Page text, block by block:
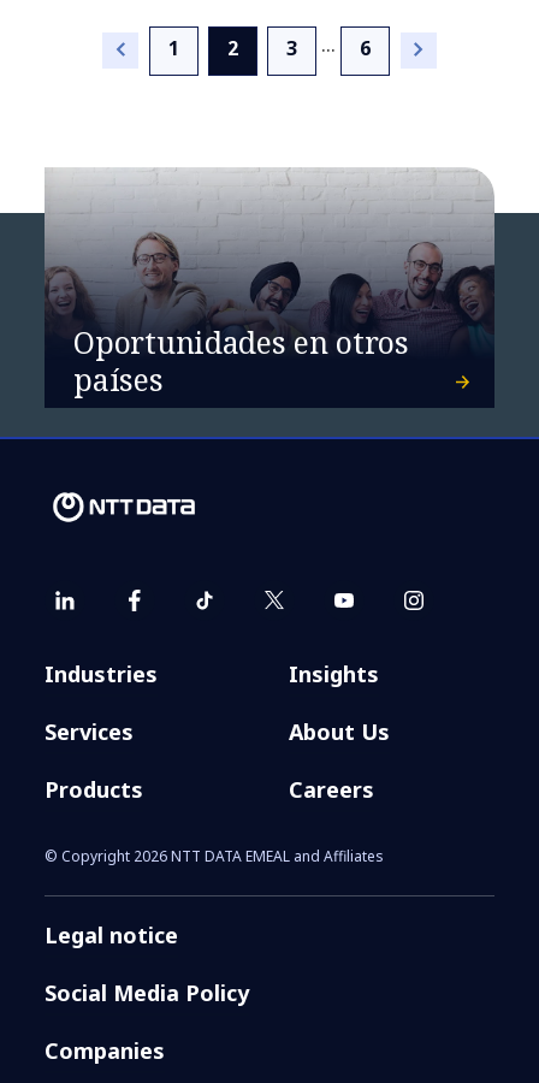
1 2(current)
3 ... 6
Oportunidades en otros
países
Industries
Services
Products
Insights
About Us
Careers
© Copyright 2026 NTT DATA EMEAL and Affiliates
Legal notice
Social Media Policy
Companies